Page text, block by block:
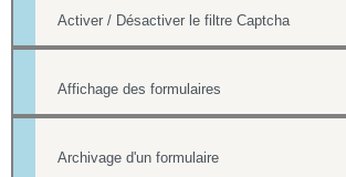
Activer / Désactiver le filtre Captcha
Affichage des formulaires
Archivage d'un formulaire